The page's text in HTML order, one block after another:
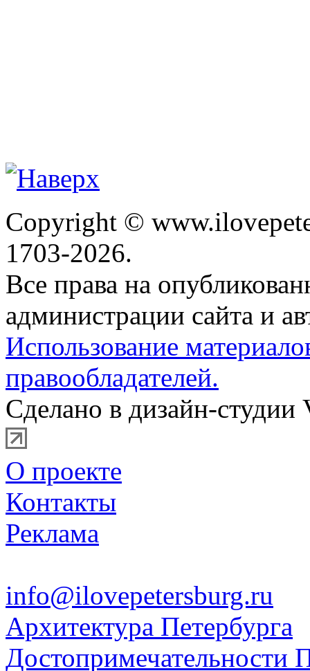
Copyright ©
1703-2026.
Все права на
администрации сайта и
Использование
правообладателей.
Сделано в дизайн-студии
О проекте
Контакты
Реклама
info@ilovepetersburg.ru
Архитектура Петербурга
Достопримечательности